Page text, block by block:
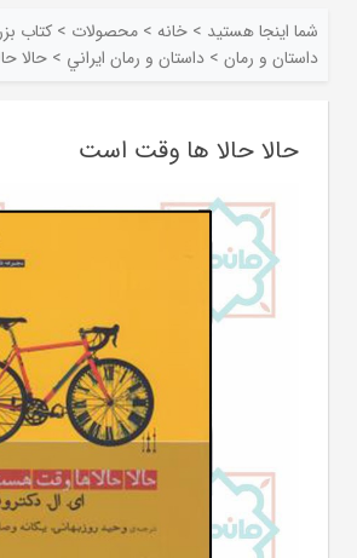
شما اینجا هستید > خانه > محصولات > کتاب
داستان و رمان > داستان و رمان ايراني > حالا
حالا حالا ها وقت است